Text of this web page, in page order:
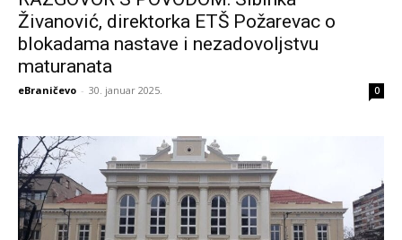
Živanović, direktorka ETŠ Požarevac o
blokadama nastave i nezadovoljstvu
maturanata
eBraničevo - 30. januar 2025. 0